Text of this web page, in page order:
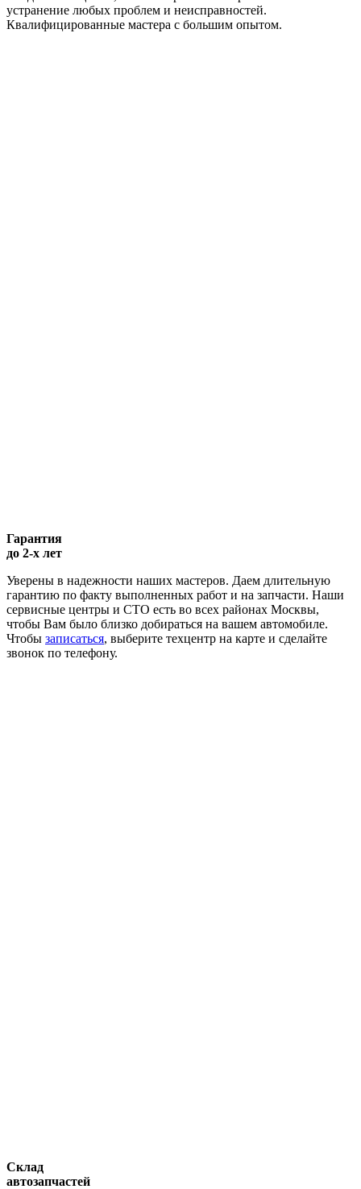
устранение любых проблем и неисправностей.
Квалифицированные мастера с большим опытом.
Гарантия
до 2-х лет
Уверены в надежности наших мастеров. Даем длительную
гарантию по факту выполненных работ и на запчасти. Наши
сервисные центры и СТО есть во всех районах Москвы,
чтобы Вам было близко добираться на вашем автомобиле.
Чтобы записаться, выберите техцентр на карте и сделайте
звонок по телефону.
Склад
автозапчастей